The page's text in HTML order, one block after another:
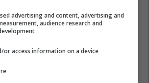
advertising and content, advertising and
audience research and
or access information on a device